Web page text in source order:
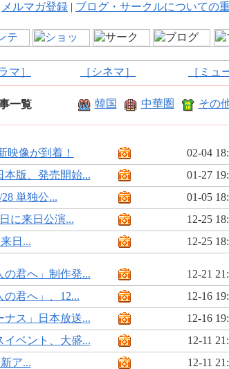
メルマガ登録 | ブログ・サークルについての
マ］ ［シネマ］ ［ミュ
一覧 韓国 中華圏 その
映像が到着！
02-04
本版、発売開始...
01-27
単独公...
01-05
に来日公演...
12-25
日...
12-25
の君へ」制作発...
12-21
の君へ」、12...
12-16
ナス」日本放送...
12-16
イベント、大盛...
12-11
ア...
12-11